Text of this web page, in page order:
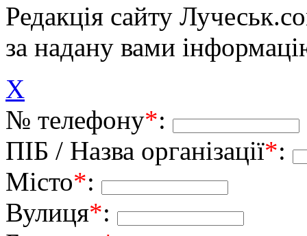
Редакція сайту
за надану вами
X
№ телефону*:
ПІБ / Назва організації*:
Місто*:
Вулиця*: